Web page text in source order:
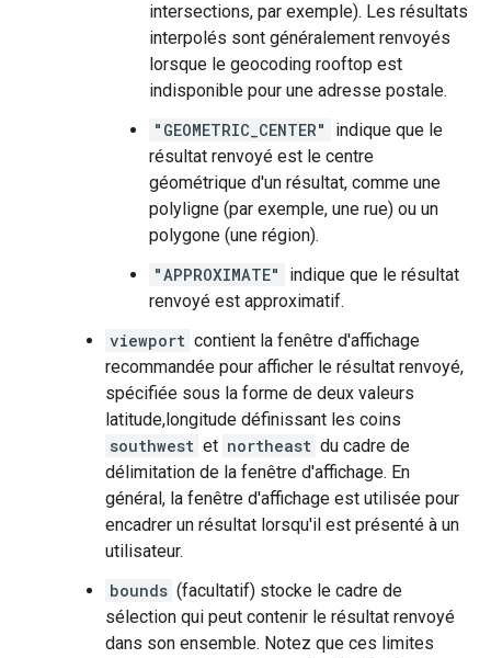
intersections, par exemple). Les résultats
interpolés sont généralement renvoyés
lorsque le geocoding rooftop est
indisponible pour une adresse postale.
"GEOMETRIC_CENTER"
indique que le
résultat renvoyé est le centre
géométrique d'un résultat, comme une
polyligne (par exemple, une rue) ou un
polygone (une région).
"APPROXIMATE"
indique que le résultat
renvoyé est approximatif.
viewport contient la fenêtre d'affichage
recommandée pour afficher le résultat renvoyé,
spécifiée sous la forme de deux valeurs
latitude,longitude définissant les coins
southwest et northeast du cadre de
délimitation de la fenêtre d'affichage. En
général, la fenêtre d'affichage est utilisée pour
encadrer un résultat lorsqu'il est présenté à un
utilisateur.
bounds (facultatif) stocke le cadre de
sélection qui peut contenir le résultat renvoyé
dans son ensemble. Notez que ces limites